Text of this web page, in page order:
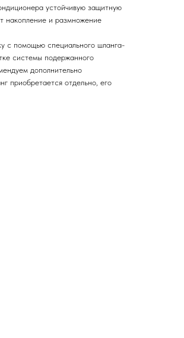
устойчивую защитную
накопление и размножение
с помощью специального шланга-
системы подержанного
дополнительно
приобретается отдельно, его